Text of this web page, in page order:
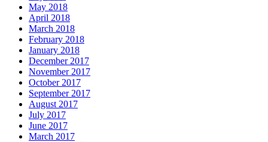
May 2018
April 2018
March 2018
February 2018
January 2018
December 2017
November 2017
October 2017
September 2017
August 2017
July 2017
June 2017
March 2017